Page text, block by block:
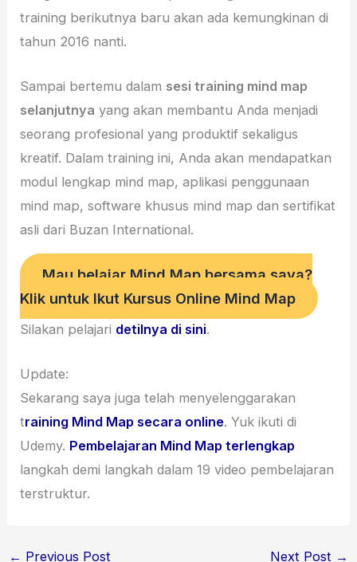
training berikutnya baru akan ada kemungkinan di
tahun 2016 nanti.
Sampai bertemu dalam sesi training mind map
selanjutnya yang akan membantu Anda menjadi
seorang profesional yang produktif sekaligus
kreatif. Dalam training ini, Anda akan mendapatkan
modul lengkap mind map, aplikasi penggunaan
mind map, software khusus mind map dan sertifikat
asli dari Buzan International.
Mau belajar Mind Map bersama saya?
Klik untuk Ikut Kursus Online Mind Map
Silakan pelajari detilnya di sini.
Update:
Sekarang saya juga telah menyelenggarakan
training Mind Map secara online. Yuk ikuti di
Udemy. Pembelajaran Mind Map terlengkap
langkah demi langkah dalam 19 video pembelajaran
terstruktur.
← Previous Post Next Post →